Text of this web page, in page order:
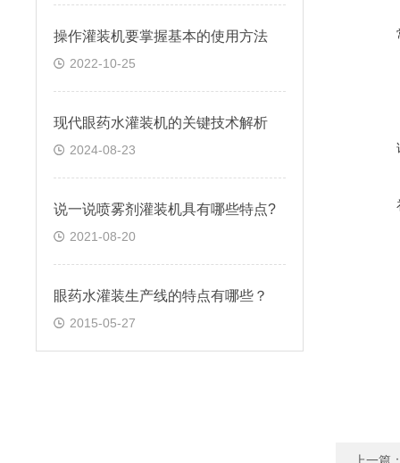
操作灌装机要掌握基本的使用方法
2022-10-25
现代眼药水灌装机的关键技术解析
2024-08-23
说一说喷雾剂灌装机具有哪些特点?
2021-08-20
眼药水灌装生产线的特点有哪些？
2015-05-27